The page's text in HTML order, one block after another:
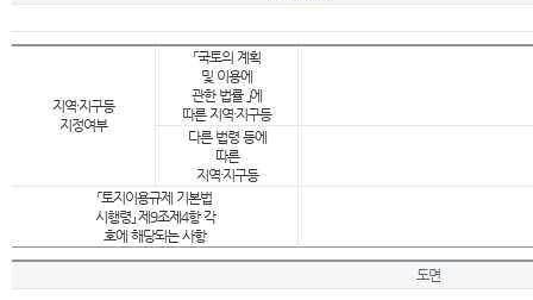
지역·지구등
지정여부
「국토의 계획
및 이용에
관한 법률 」에
따른 지역·지구등
다른 법령 등에
따른
지역·지구등
「토지이용규제 기본법
시행령」 제9조제4항 각
호에 해당되는 사항
도면